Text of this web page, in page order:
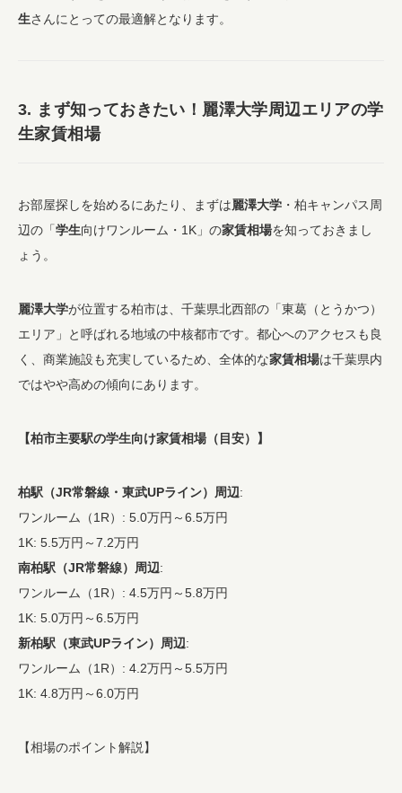
生さんにとっての最適解となります。
3. まず知っておきたい！麗澤大学周辺エリアの学
生家賃相場
お部屋探しを始めるにあたり、まずは麗澤大学 ・柏キャンパス周
辺の「学生向けワンルーム・1K」の家賃相場を知っておきまし
ょう。
麗澤大学が位置する柏市は、千葉県北西部の「東葛（とうかつ）
エリア」と呼ばれる地域の中核都市です。都心へのアクセスも良
く、商業施設も充実しているため、全体的な家賃相場は千葉県内
ではやや高めの傾向にあります。
【柏市主要駅の学生向け家賃相場（目安）】
柏駅（JR常磐線・東武UPライン）周辺:
ワンルーム（1R）: 5.0万円～6.5万円
1K: 5.5万円～7.2万円
南柏駅（JR常磐線）周辺:
ワンルーム（1R）: 4.5万円～5.8万円
1K: 5.0万円～6.5万円
新柏駅（東武UPライン）周辺:
ワンルーム（1R）: 4.2万円～5.5万円
1K: 4.8万円～6.0万円
【相場のポイント解説】